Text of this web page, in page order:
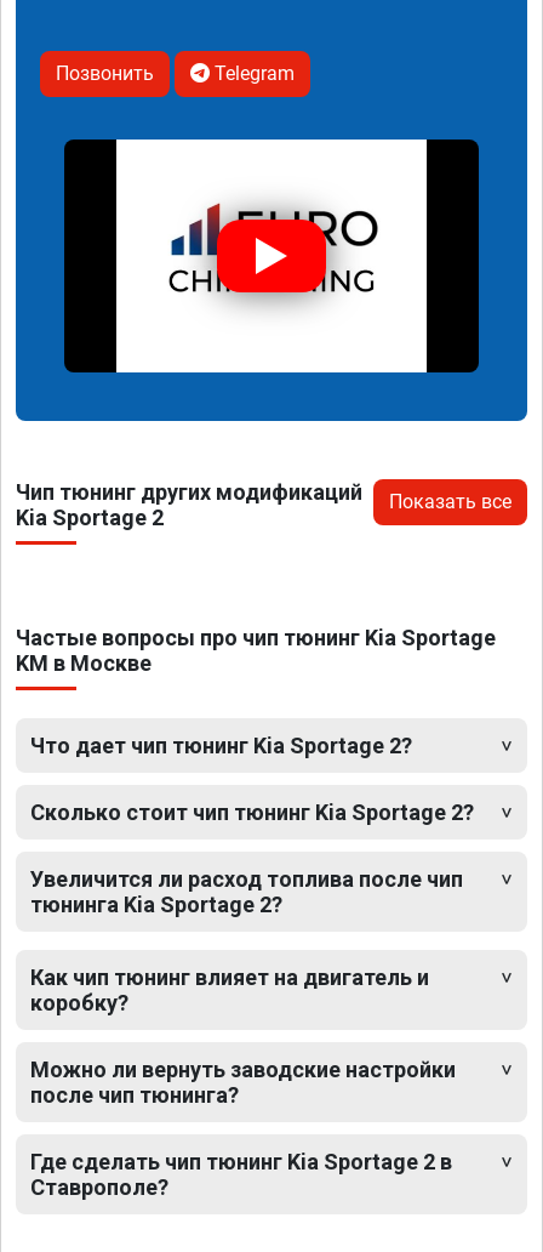
Позвонить Telegram
Чип тюнинг других модификаций
Kia Sportage 2
Показать все
Частые вопросы про чип тюнинг Kia Sportage
KM в Москве
Что дает чип тюнинг Kia Sportage 2?
Сколько стоит чип тюнинг Kia Sportage 2?
Увеличится ли расход топлива после чип
тюнинга Kia Sportage 2?
Как чип тюнинг влияет на двигатель и
коробку?
Можно ли вернуть заводские настройки
после чип тюнинга?
Где сделать чип тюнинг Kia Sportage 2 в
Ставрополе?